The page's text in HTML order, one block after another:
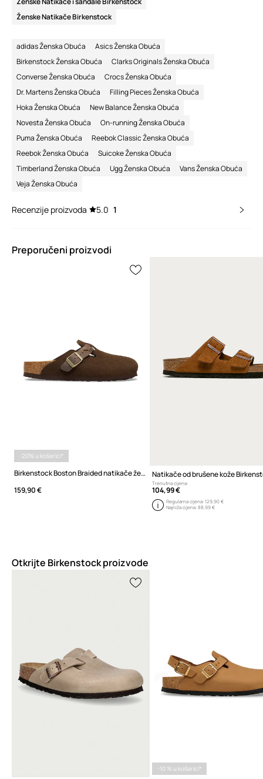
Ženske Natikače Birkenstock
adidas Ženska Obuća
Asics Ženska Obuća
Birkenstock Ženska Obuća
Clarks Originals Ženska Obuća
Converse Ženska Obuća
Crocs Ženska Obuća
Dr. Martens Ženska Obuća
Filling Pieces Ženska Obuća
Hoka Ženska Obuća
New Balance Ženska Obuća
Novesta Ženska Obuća
On-running Ženska Obuća
Puma Ženska Obuća
Reebok Classic Ženska Obuća
Reebok Ženska Obuća
Suicoke Ženska Obuća
Timberland Ženska Obuća
Ugg Ženska Obuća
Vans Ženska Obuća
Veja Ženska Obuća
Recenzije proizvoda 5.0 1
Preporučeni proizvodi
-20% u košarici*
Birkenstock Boston Braided natikače ženske od brušene kože
159,90 €
Trenutna cijena:
104,99 €
Regularna cijena: 129,90 €
Najniža cijena: 88,99 €
Otkrijte Birkenstock proizvode
-10 % u košarici*